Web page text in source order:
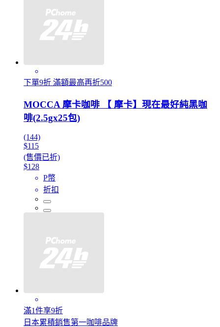
下單9折 滿額最高再折500
MOCCA 摩卡咖啡 【 摩卡】現在最好純黑咖
啡(2.5gx25包)
(144)
$115
(售價已折)
$128
P幣
折扣
滿1件享9折
日本累積銷售第一咖啡品牌